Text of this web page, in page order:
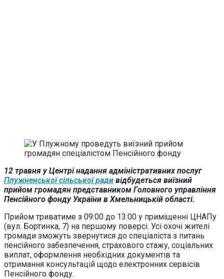
12 травня у Центрі надання адміністративних послуг
Плужненської сільської ради відбудеться виїзний
прийом громадян представником Головного управління
Пенсійного фонду України в Хмельницькій області.
Прийом триватиме з 09:00 до 13:00 у приміщенні ЦНАПу
(вул. Бортинка, 7) на першому поверсі. Усі охочі жителі
громади зможуть звернутися до спеціаліста з питань
пенсійного забезпечення, страхового стажу, соціальних
виплат, оформлення необхідних документів та
отримання консультацій щодо електронних сервісів
Пенсійного фонду.